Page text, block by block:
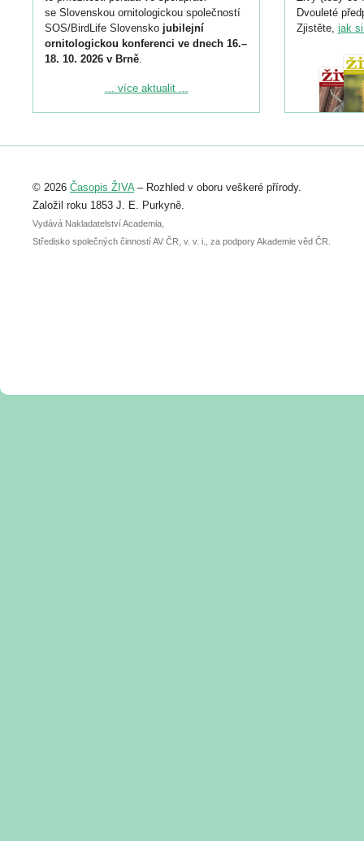
se Slovenskou ornitologickou společností
SOS/BirdLife Slovensko jubilejní
ornitologickou konferenci ve dnech 16.–
18. 10. 2026 v Brně.
Podrobnější informace ke konferenci
Registrovat se můžete do 6. září.
abstraktu přihlášené přednášky nebo
posteru je už 30. června.
... více aktualit ...
Dvouleté
Zjistěte, jak
© 2026 Časopis ŽIVA– Rozhled v oboru veškeré přírody.
Založil roku 1853 J. E. Purkyně.
Vydává Nakladatelství Academia,
Středisko společných činností AV ČR, v. v. i., za podpory Akademie věd ČR.